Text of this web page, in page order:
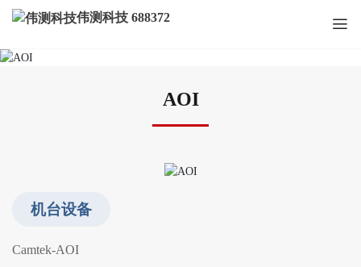
伟测科技 688372
AOI
机台设备
Camtek-AOI